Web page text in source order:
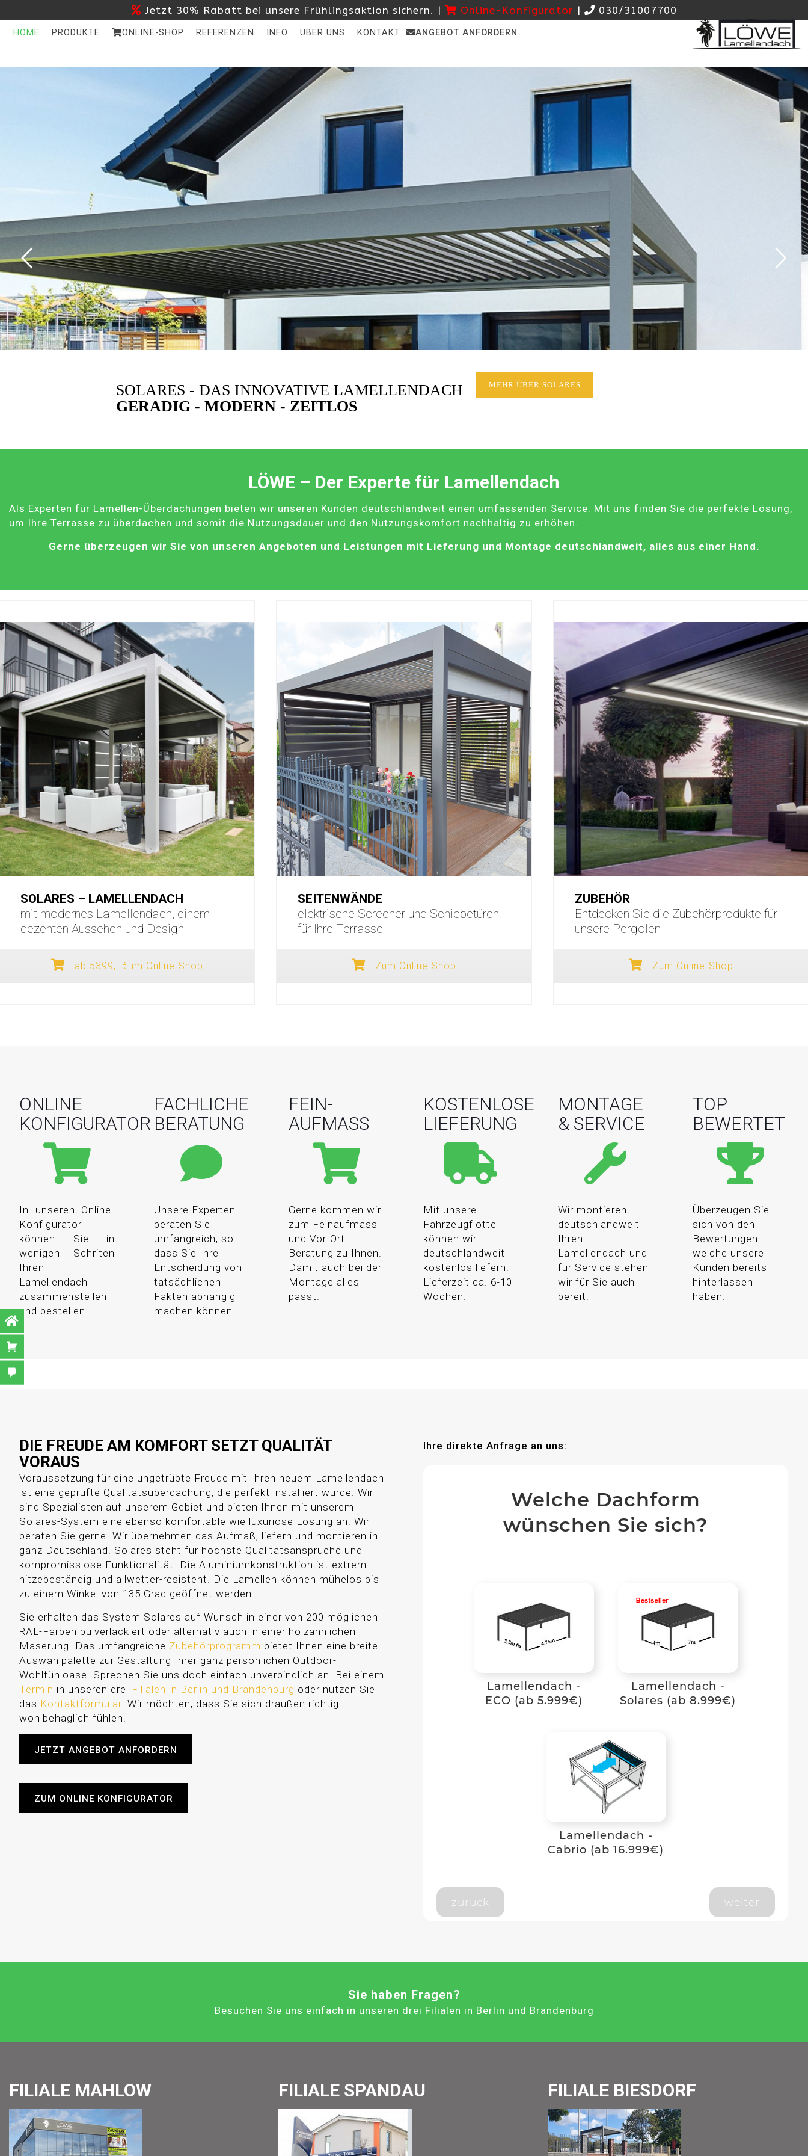
Jetzt 30% Rabatt bei unsere Frühlingsaktion sichern. | Online-Konfigurator | 030/31007700
HOME PRODUKTE ONLINE-SHOP REFERENZEN INFO ÜBER UNS KONTAKT ANGEBOT ANFORDERN
SOLARES - DAS INNOVATIVE LAMELLENDACH
GERADIG - MODERN - ZEITLOS
MEHR ÜBER SOLARES
LÖWE – Der Experte für Lamellendach
Als Experten für Lamellen-Überdachungen bieten wir unseren Kunden deutschlandweit einen umfassenden Service. Mit uns finden Sie die perfekte Lösung,
um Ihre Terrasse zu überdachen und somit die Nutzungsdauer und den Nutzungskomfort nachhaltig zu erhöhen.
Gerne überzeugen wir Sie von unseren Angeboten und Leistungen mit Lieferung und Montage deutschlandweit, alles aus einer Hand.
SOLARES – LAMELLENDACH
mit modernes Lamellendach, einem
dezenten Aussehen und Design
ab 5399,- € im Online-Shop
SEITENWÄNDE
elektrische Screener und Schiebetüren
für Ihre Terrasse
Zum Online-Shop
ZUBEHÖR
Entdecken Sie die Zubehörprodukte für
unsere Pergolen
Zum Online-Shop
ONLINE
KONFIGURATOR
In unseren Online-
Konfigurator
können Sie in
wenigen Schriten
Ihren
Lamellendach
zusammenstellen
und bestellen.
FACHLICHE
BERATUNG
Unsere Experten
beraten Sie
umfangreich, so
dass Sie Ihre
Entscheidung von
tatsächlichen
Fakten abhängig
machen können.
FEIN-
AUFMASS
Gerne kommen wir
zum Feinaufmass
und Vor-Ort-
Beratung zu Ihnen.
Damit auch bei der
Montage alles
passt.
KOSTENLOSE
LIEFERUNG
Mit unsere
Fahrzeugflotte
können wir
deutschlandweit
kostenlos liefern.
Lieferzeit ca. 6-10
Wochen.
MONTAGE
& SERVICE
Wir montieren
deutschlandweit
Ihren
Lamellendach und
für Service stehen
wir für Sie auch
bereit.
TOP
BEWERTET
Überzeugen Sie
sich von den
Bewertungen
welche unsere
Kunden bereits
hinterlassen
haben.
DIE FREUDE AM KOMFORT SETZT QUALITÄT
VORAUS
Voraussetzung für eine ungetrübte Freude mit Ihren neuem Lamellendach
ist eine geprüfte Qualitätsüberdachung, die perfekt installiert wurde. Wir
sind Spezialisten auf unserem Gebiet und bieten Ihnen mit unserem
Solares-System eine ebenso komfortable wie luxuriöse Lösung an. Wir
beraten Sie gerne. Wir übernehmen das Aufmaß, liefern und montieren in
ganz Deutschland. Solares steht für höchste Qualitätsansprüche und
kompromisslose Funktionalität. Die Aluminiumkonstruktion ist extrem
hitzebeständig und allwetter-resistent. Die Lamellen können mühelos bis
zu einem Winkel von 135 Grad geöffnet werden.
Sie erhalten das System Solares auf Wunsch in einer von 200 möglichen
RAL-Farben pulverlackiert oder alternativ auch in einer holzähnlichen
Maserung. Das umfangreiche Zubehörprogramm bietet Ihnen eine breite
Auswahlpalette zur Gestaltung Ihrer ganz persönlichen Outdoor-
Wohlfühloase. Sprechen Sie uns doch einfach unverbindlich an. Bei einem
Termin in unseren drei Filialen in Berlin und Brandenburg oder nutzen Sie
das Kontaktformular. Wir möchten, dass Sie sich draußen richtig
wohlbehaglich fühlen.
JETZT ANGEBOT ANFORDERN
ZUM ONLINE KONFIGURATOR
Ihre direkte Anfrage an uns:
Welche Dachform
wünschen Sie sich?
Lamellendach -
ECO (ab 5.999€)
Lamellendach -
Solares (ab 8.999€)
Lamellendach -
Cabrio (ab 16.999€)
zurück weiter
Sie haben Fragen?
Besuchen Sie uns einfach in unseren drei Filialen in Berlin und Brandenburg
FILIALE MAHLOW FILIALE SPANDAU FILIALE BIESDORF